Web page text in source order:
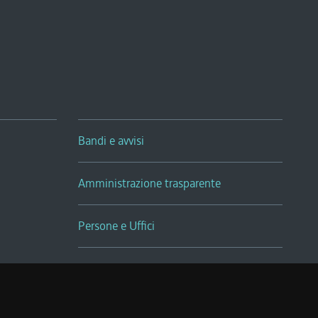
Bandi e avvisi
Amministrazione trasparente
Persone e Uffici
Sala Tiziano Tessitori